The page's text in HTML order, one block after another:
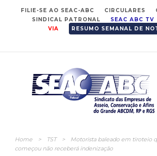
FILIE-SE AO SEAC-ABC CIRCULARES
SINDICAL PATRONAL
SEAC ABC TV
VIA
RESUMO SEMANAL DE
Home > TST >
Motorista baleado em tiroteio
começou não receberá indenização